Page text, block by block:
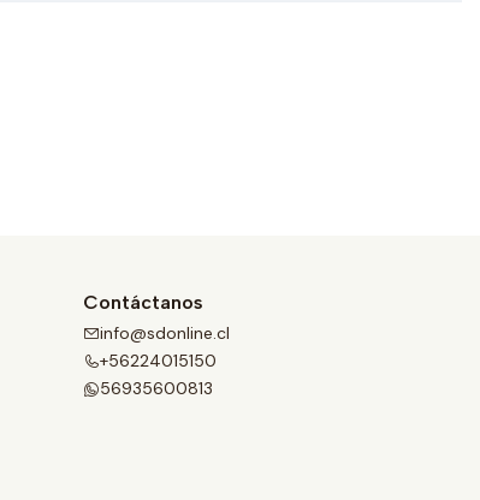
Contáctanos
info@sdonline.cl
+56224015150
56935600813